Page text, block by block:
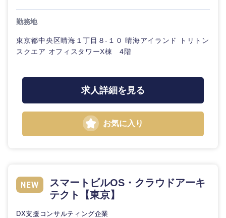
勤務地
東京都中央区晴海１丁目８-１０ 晴海アイランド トリトン
スクエア オフィスタワーX棟 4階
求人詳細を見る
お気に入り
スマートビルOS・クラウドアーキ
テクト【東京】
DX支援コンサルティング企業